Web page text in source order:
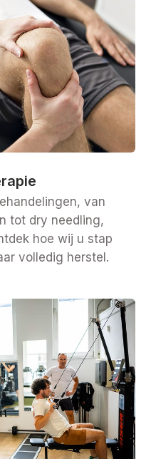
van
tot dry needling,
hoe wij u stap
volledig herstel.